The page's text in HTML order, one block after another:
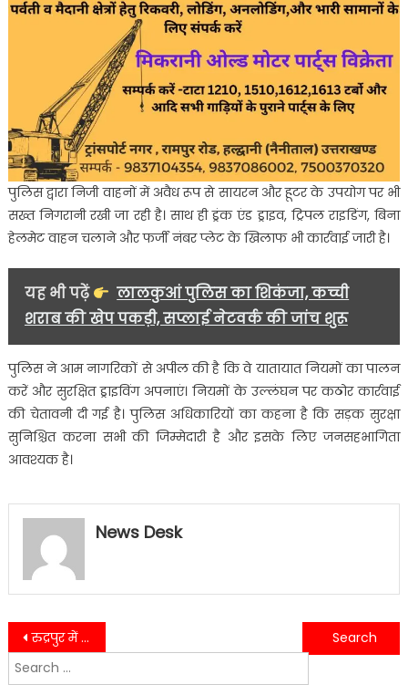
पुलिस द्वारा निजी वाहनों में अवैध रूप से सायरन और हूटर के उपयोग पर भी
सख्त निगरानी रखी जा रही है। साथ ही ड्रंक एंड ड्राइव, ट्रिपल राइडिंग, बिना
हेलमेट वाहन चलाने और फर्जी नंबर प्लेट के खिलाफ भी कार्रवाई जारी है।
यह भी पढ़ें
लालकुआं पुलिस का शिकंजा, कच्ची
शराब की खेप पकड़ी, सप्लाई नेटवर्क की जांच शुरू
पुलिस ने आम नागरिकों से अपील की है कि वे यातायात नियमों का पालन
करें और सुरक्षित ड्राइविंग अपनाएं। नियमों के उल्लंघन पर कठोर कार्रवाई
की चेतावनी दी गई है। पुलिस अधिकारियों का कहना है कि सड़क सुरक्षा
सुनिश्चित करना सभी की जिम्मेदारी है और इसके लिए जनसहभागिता
आवश्यक है।
News Desk
Post
navigation
रुद्रपुर में विकास का बिगुल, कई महत्वपूर्ण परियोजनाओं की रखी गई नींव
नैनीताल में अधिवक्ता ने खुद को गोली मारकर दी जान, सुसाइड नोट ने खोले कई सवाल
Search
for: